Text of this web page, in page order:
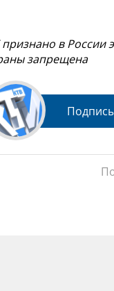
в России
запрещена